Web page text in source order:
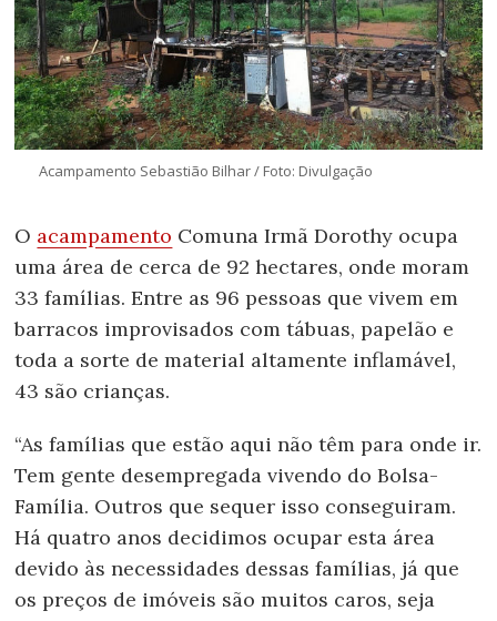
Acampamento Sebastião Bilhar / Foto: Divulgação
O acampamento Comuna Irmã Dorothy ocupa
uma área de cerca de 92 hectares, onde moram
33 famílias. Entre as 96 pessoas que vivem em
barracos improvisados com tábuas, papelão e
toda a sorte de material altamente inflamável,
43 são crianças.
“As famílias que estão aqui não têm para onde ir.
Tem gente desempregada vivendo do Bolsa-
Família. Outros que sequer isso conseguiram.
Há quatro anos decidimos ocupar esta área
devido às necessidades dessas famílias, já que
os preços de imóveis são muitos caros, seja